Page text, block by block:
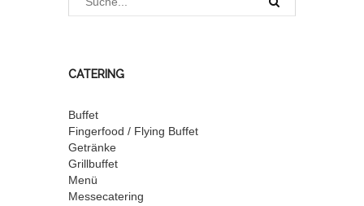
CATERING
Buffet
Fingerfood / Flying Buffet
Getränke
Grillbuffet
Menü
Messecatering